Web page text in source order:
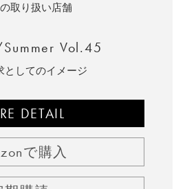
取り扱い店舗
Vol.45
としてのイメージ
DETAIL
で購入